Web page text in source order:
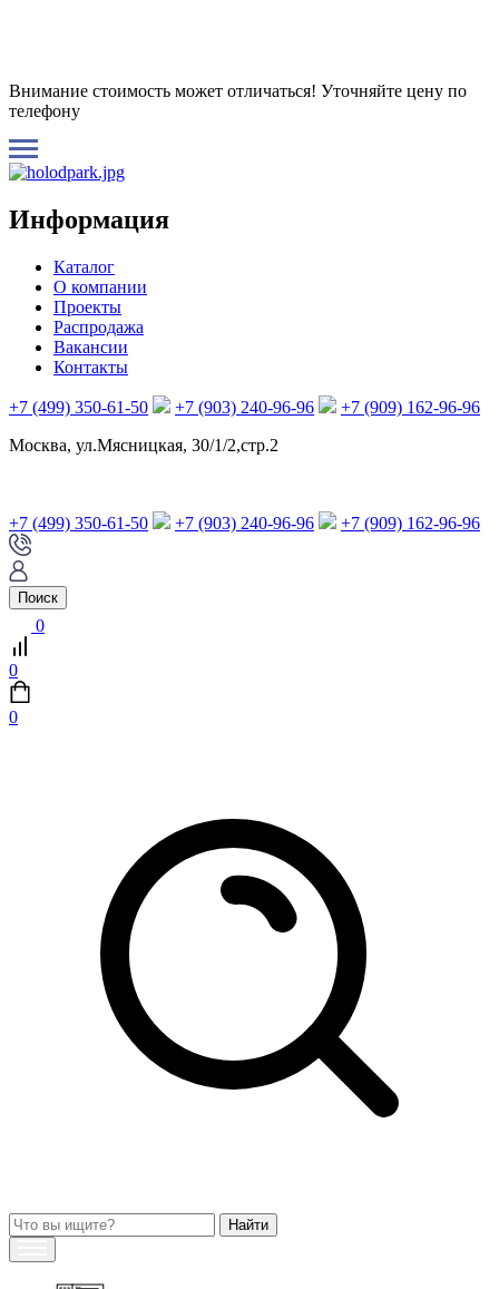
Внимание стоимость может отличаться! Уточняйте цену по
телефону
Информация
Каталог
О компании
Проекты
Распродажа
Вакансии
Контакты
+7 (499) 350-61-50 +7 (903) 240-96-96
+7 (909) 162-96-96
Москва, ул.Мясницкая, 30/1/2,стр.2
+7 (499) 350-61-50 +7 (903) 240-96-96 +7 (909) 162-96-96
Поиск
0
0
0